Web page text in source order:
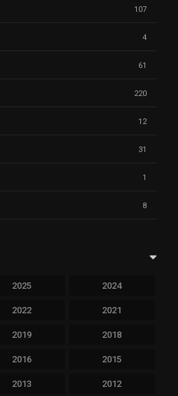
107
4
61
220
12
31
1
8
2025 2024
2022 2021
2019 2018
2016 2015
2013 2012